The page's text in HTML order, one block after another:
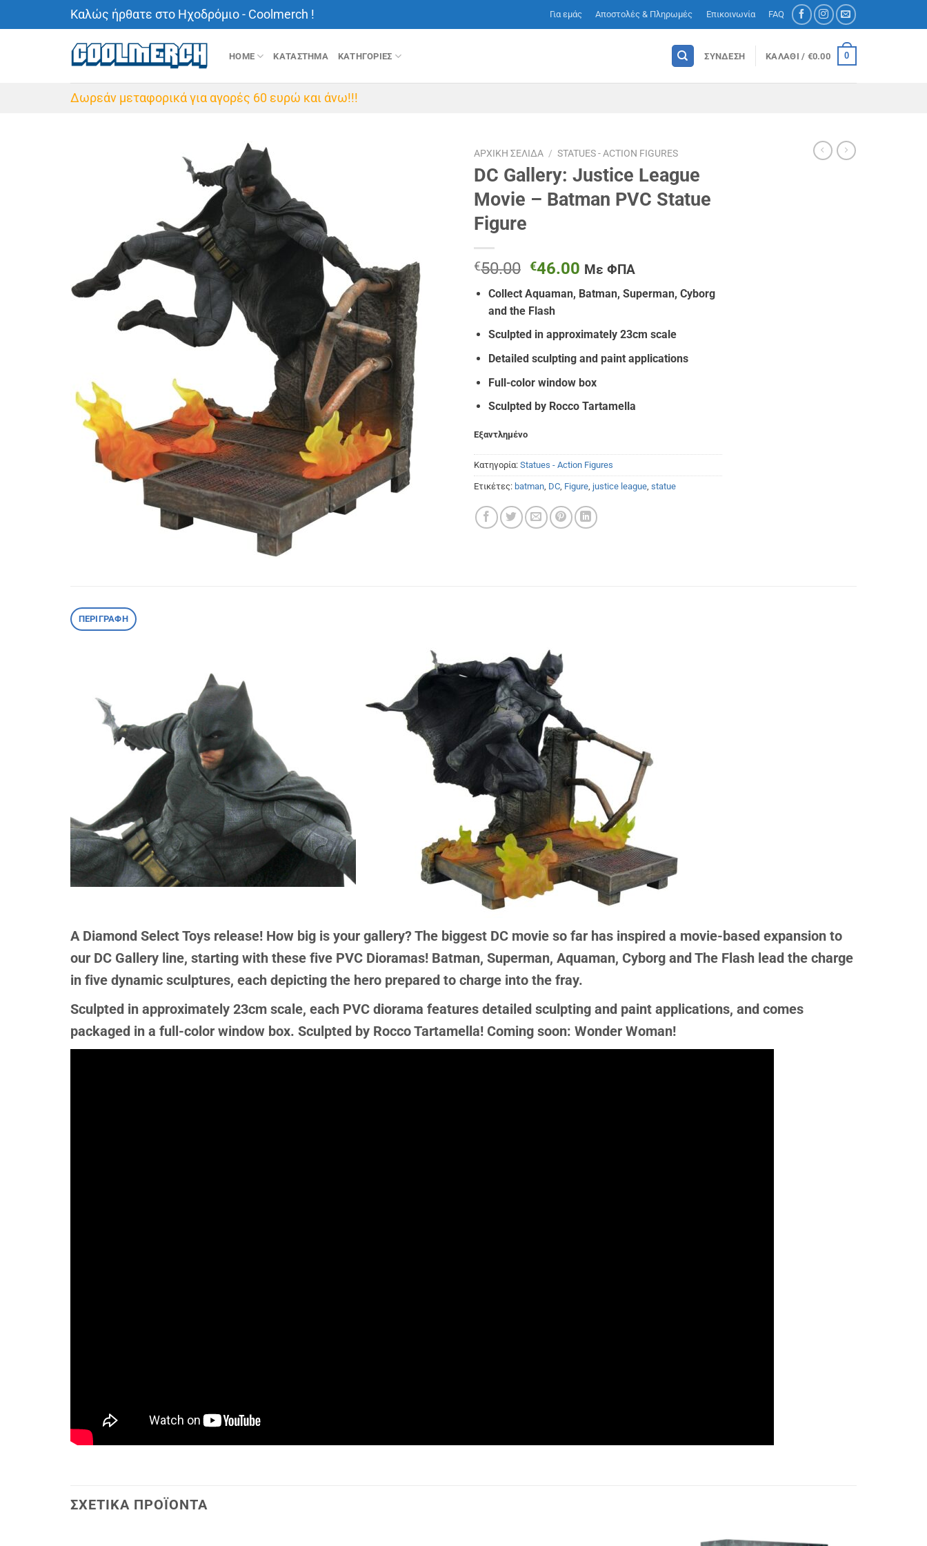
Καλώς ήρθατε στο Ηχοδρόμιο - Coolmerch ! Για εμάς Αποστολές & Πληρωμές Επικοινωνία FAQ
HOME ΚΑΤΑΣΤΗΜΑ ΚΑΤΗΓΟΡΙΕΣ ΣΎΝΔΕΣΗ ΚΑΛΆΘΙ / €0.00 0
Δωρεάν μεταφορικά για αγορές 60 ευρώ και άνω!!!
ΑΡΧΙΚΉ ΣΕΛΊΔΑ / STATUES - ACTION FIGURES
DC Gallery: Justice League
Movie – Batman PVC Statue
Figure
€50.00 Original
price
was:
€50.00.
€46.00 Η
τρέχουσα
τιμή
€46.00.
Με ΦΠΑ
Collect Aquaman, Batman, Superman, Cyborg
and the Flash
Sculpted in approximately 23cm scale
Detailed sculpting and paint applications
Full-color window box
Sculpted by Rocco Tartamella
Εξαντλημένο
Κατηγορία: Statues - Action Figures
Ετικέτες: batman DC Figure justice league statue
ΠΕΡΙΓΡΑΦΉ
A Diamond Select Toys release! How big is your gallery? The biggest DC movie so far has inspired a movie-based expansion to
our DC Gallery line, starting with these five PVC Dioramas! Batman, Superman, Aquaman, Cyborg and The Flash lead the charge
in five dynamic sculptures, each depicting the hero prepared to charge into the fray.
Sculpted in approximately 23cm scale, each PVC diorama features detailed sculpting and paint applications, and comes
packaged in a full-color window box. Sculpted by Rocco Tartamella! Coming soon: Wonder Woman!
ΣΧΕΤΙΚΆ ΠΡΟΪΌΝΤΑ